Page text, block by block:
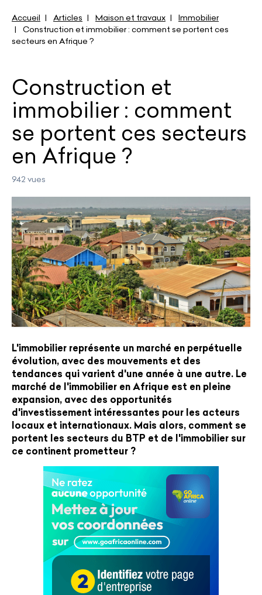
Accueil Articles Maison et travaux
Immobilier
Construction et immobilier : comment se portent ces
secteurs en Afrique ?
Construction et
immobilier : comment
se portent ces secteurs
en Afrique ?
942 vues
L'immobilier représente un marché en perpétuelle
évolution, avec des mouvements et des
tendances qui varient d'une année à une autre. Le
marché de l'immobilier en Afrique est en pleine
expansion, avec des opportunités
d'investissement intéressantes pour les acteurs
locaux et internationaux. Mais alors, comment se
portent les secteurs du BTP et de l'immobilier sur
ce continent prometteur ?